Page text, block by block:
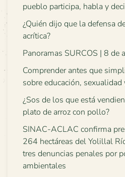
pueblo participa, habla y
¿Quién dijo que la defensa
acrítica?
Panoramas SURCOS | 8 de
Comprender antes que
sobre educación, sexualidad
¿Sos de los que está
plato de arroz con pollo?
SINAC-ACLAC confirma
264 hectáreas del Yolillal
tres denuncias penales por
ambientales